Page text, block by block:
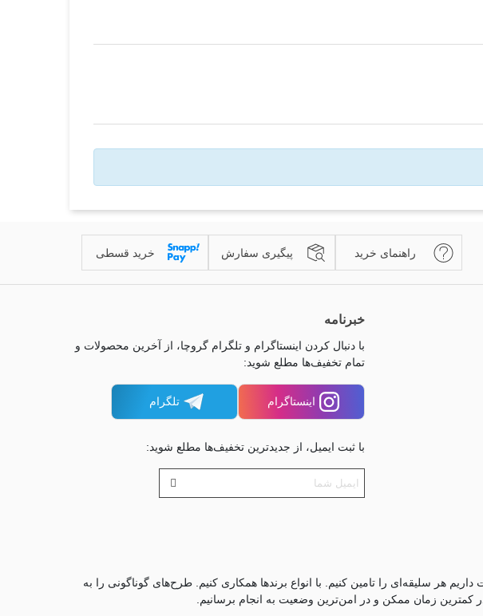
راهنمای خرید پیگیری سفارش خرید قسطی
خبرنامه
با دنبال کردن اینستاگرام و تلگرام گروچا، از آخرین محصولات و
تمام تخفیف‌ها مطلع شوید:
اینستاگرام تلگرام
با ثبت ایمیل، از جدیدترین تخفیف‌ها مطلع شوید:
هر سلیقه‌ای را تامین کنیم. با انواع برندها همکاری کنیم. طرح‌های گوناگونی را به
در کمترین زمان ممکن و در امن‌ترین وضعیت به انجام برسانیم.